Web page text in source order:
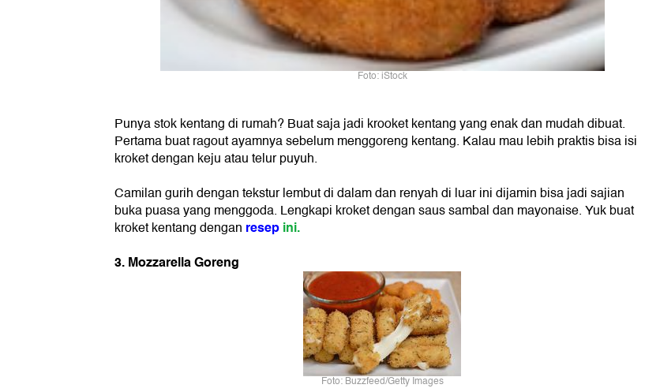
Foto: iStock
Punya stok kentang di rumah? Buat saja jadi krooket kentang yang enak dan mudah dibuat.
Pertama buat ragout ayamnya sebelum menggoreng kentang. Kalau mau lebih praktis bisa isi
kroket dengan keju atau telur puyuh.
Camilan gurih dengan tekstur lembut di dalam dan renyah di luar ini dijamin bisa jadi sajian
buka puasa yang menggoda. Lengkapi kroket dengan saus sambal dan mayonaise. Yuk buat
kroket kentang dengan resepini.
3. Mozzarella Goreng
Foto: Buzzfeed/Getty Images